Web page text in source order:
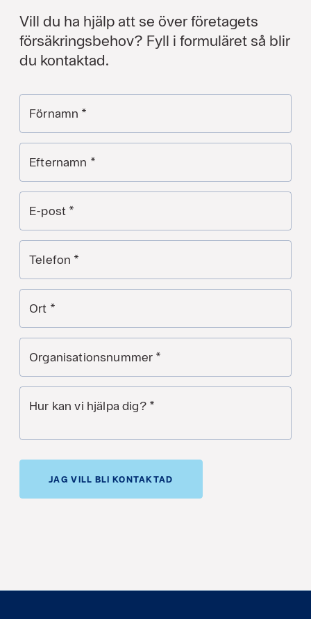
Vill du ha hjälp att se över företagets
försäkringsbehov? Fyll i formuläret så blir
du kontaktad.
Förnamn *
Efternamn *
E-post *
Telefon *
Ort *
Organisationsnummer *
Hur kan vi hjälpa dig? *
JAG VILL BLI KONTAKTAD